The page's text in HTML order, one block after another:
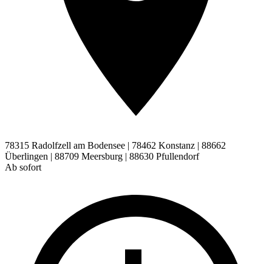
78315 Radolfzell am Bodensee | 78462 Konstanz | 88662
Überlingen | 88709 Meersburg | 88630 Pfullendorf
Ab sofort